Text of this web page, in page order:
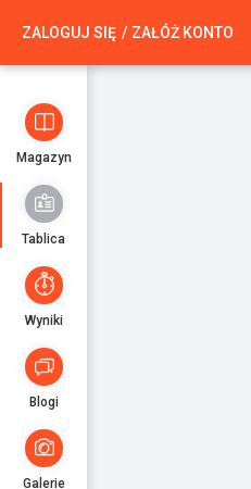
ZALOGUJ SIĘ ZAŁÓŻ KONTO
Magazyn
Tablica
Wyniki
Blogi
Galerie